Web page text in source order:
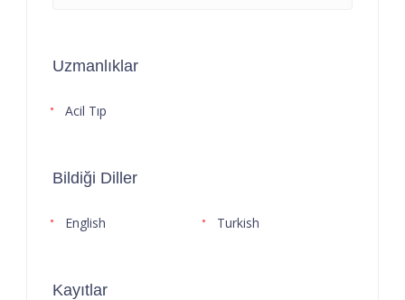
Uzmanlıklar
Acil Tıp
Bildiği Diller
English Turkish
Kayıtlar